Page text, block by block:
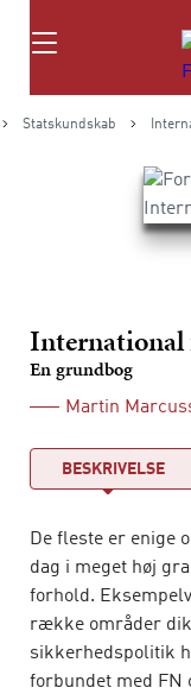
Søg
Statskundskab
En grundbog
Martin
BESKRIVELSE
De fleste er enige
dag i meget høj
forhold.
række områder
sikkerhedspolitik
forbundet med FN